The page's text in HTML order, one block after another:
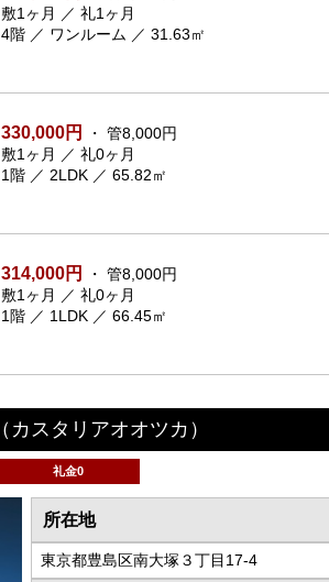
敷1ヶ月 ／ 礼1ヶ月
4階 ／ ワンルーム ／ 31.63㎡
330,000円
・ 管8,000円
敷1ヶ月 ／ 礼0ヶ月
1階 ／ 2LDK ／ 65.82㎡
314,000円
・ 管8,000円
敷1ヶ月 ／ 礼0ヶ月
1階 ／ 1LDK ／ 66.45㎡
（カスタリアオオツカ）
礼金0
所在地
東京都豊島区南大塚３丁目17-4